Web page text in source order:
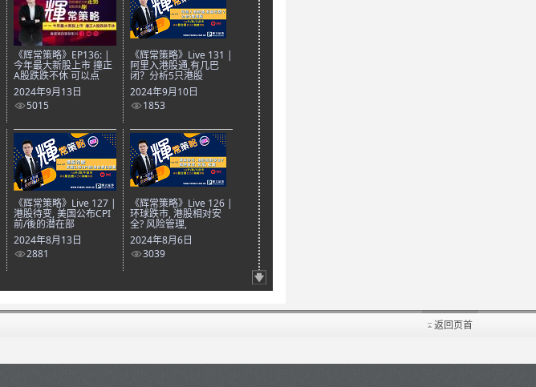
《辉常策略》EP136: |
今年最大新股上市 撞正
A股跌跌不休 可以点
2024年9月13日
5015
《辉常策略》Live 131 |
阿里入港股通,有几巴
闭？分析5只港股
2024年9月10日
1853
《辉常策略》Live 127 |
港股待变, 美国公布CPI
前/後的潜在部
2024年8月13日
2881
《辉常策略》Live 126 |
环球跌市, 港股相对安
全? 风险管理,
2024年8月6日
3039
返回页首